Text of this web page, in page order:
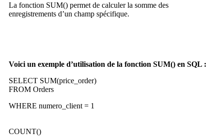
La fonction SUM() permet de calculer la somme des
enregistrements d’un champ spécifique.
Voici un exemple d’utilisation de la fonction SUM() en SQL :
SELECT SUM(price_order)
FROM Orders
WHERE numero_client = 1
COUNT()